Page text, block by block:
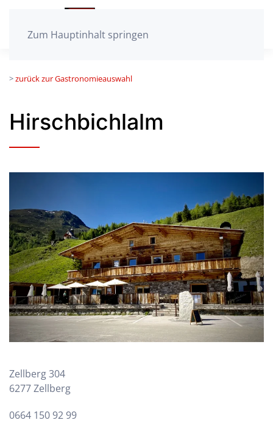
Zum Hauptinhalt springen
>zurück zur Gastronomieauswahl
Hirschbichlalm
Zellberg 304
6277 Zellberg
0664 150 92 99